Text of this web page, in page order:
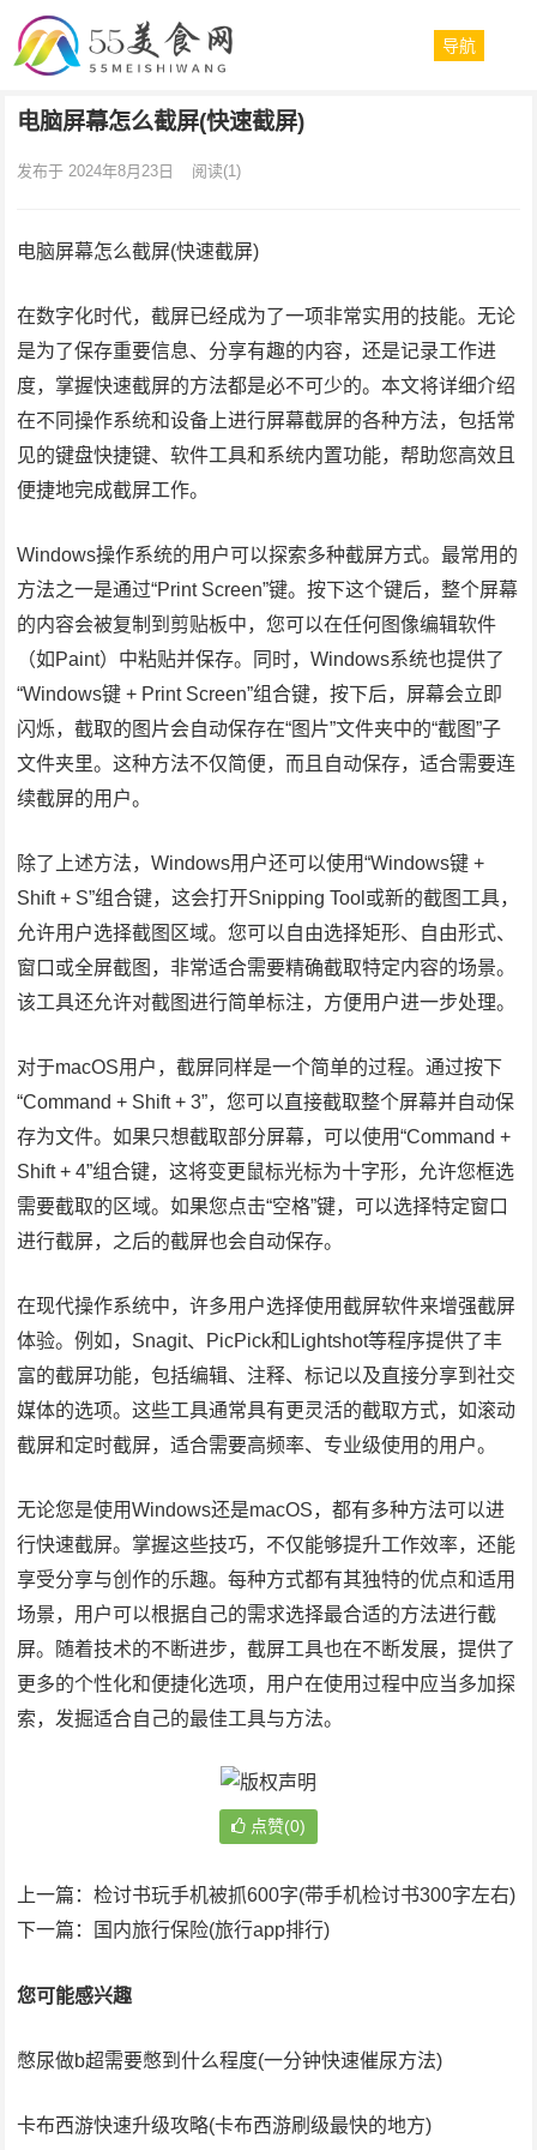
导航
电脑屏幕怎么截屏(快速截屏)
发布于 2024年8月23日 阅读(1)
电脑屏幕怎么截屏(快速截屏)
在数字化时代，截屏已经成为了一项非常实用的技能。无论
是为了保存重要信息、分享有趣的内容，还是记录工作进
度，掌握快速截屏的方法都是必不可少的。本文将详细介绍
在不同操作系统和设备上进行屏幕截屏的各种方法，包括常
见的键盘快捷键、软件工具和系统内置功能，帮助您高效且
便捷地完成截屏工作。
Windows操作系统的用户可以探索多种截屏方式。最常用的
方法之一是通过“Print Screen”键。按下这个键后，整个屏幕
的内容会被复制到剪贴板中，您可以在任何图像编辑软件
（如Paint）中粘贴并保存。同时，Windows系统也提供了
“Windows键 + Print Screen”组合键，按下后，屏幕会立即
闪烁，截取的图片会自动保存在“图片”文件夹中的“截图”子
文件夹里。这种方法不仅简便，而且自动保存，适合需要连
续截屏的用户。
除了上述方法，Windows用户还可以使用“Windows键 +
Shift + S”组合键，这会打开Snipping Tool或新的截图工具，
允许用户选择截图区域。您可以自由选择矩形、自由形式、
窗口或全屏截图，非常适合需要精确截取特定内容的场景。
该工具还允许对截图进行简单标注，方便用户进一步处理。
对于macOS用户，截屏同样是一个简单的过程。通过按下
“Command + Shift + 3”，您可以直接截取整个屏幕并自动保
存为文件。如果只想截取部分屏幕，可以使用“Command +
Shift + 4”组合键，这将变更鼠标光标为十字形，允许您框选
需要截取的区域。如果您点击“空格”键，可以选择特定窗口
进行截屏，之后的截屏也会自动保存。
在现代操作系统中，许多用户选择使用截屏软件来增强截屏
体验。例如，Snagit、PicPick和Lightshot等程序提供了丰
富的截屏功能，包括编辑、注释、标记以及直接分享到社交
媒体的选项。这些工具通常具有更灵活的截取方式，如滚动
截屏和定时截屏，适合需要高频率、专业级使用的用户。
无论您是使用Windows还是macOS，都有多种方法可以进
行快速截屏。掌握这些技巧，不仅能够提升工作效率，还能
享受分享与创作的乐趣。每种方式都有其独特的优点和适用
场景，用户可以根据自己的需求选择最合适的方法进行截
屏。随着技术的不断进步，截屏工具也在不断发展，提供了
更多的个性化和便捷化选项，用户在使用过程中应当多加探
索，发掘适合自己的最佳工具与方法。
点赞(0)
上一篇：检讨书玩手机被抓600字(带手机检讨书300字左右)
下一篇：
国内旅行保险(旅行app排行)
您可能感兴趣
憋尿做b超需要憋到什么程度(一分钟快速催尿方法)
卡布西游快速升级攻略(卡布西游刷级最快的地方)